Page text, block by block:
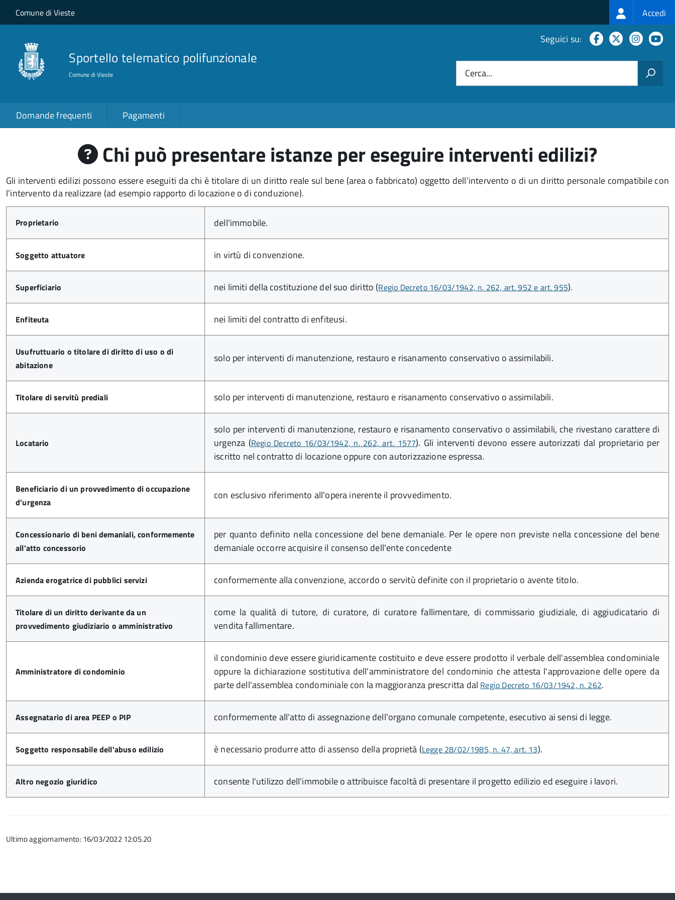
Salta al contenuto principale
Skip to site navigation
Comune di Vieste Login
menu
Accedi
Sportello telematico polifunzionale
Comune di Vieste
Seguici su: Facebook
Cerca...
Domande frequenti Pagamenti
Chi può presentare istanze per eseguire interventi edilizi?
Gli interventi edilizi possono essere eseguiti da chi è titolare di un diritto reale sul bene (area o fabbricato) oggetto dell'intervento o di un diritto personale compatibile con
l'intervento da realizzare (ad esempio rapporto di locazione o di conduzione).
Proprietario dell'immobile.
Soggetto attuatore in virtù di convenzione.
Superficiario nei limiti della costituzione del suo diritto (Regio Decreto 16/03/1942, n. 262, art. 952 e art. 955).
Enfiteuta nei limiti del contratto di enfiteusi.
Usufruttuario o titolare di diritto di uso o di
abitazione
solo per interventi di manutenzione, restauro e risanamento conservativo o assimilabili.
Titolare di servitù prediali solo per interventi di manutenzione, restauro e risanamento conservativo o assimilabili.
Locatario
solo per interventi di manutenzione, restauro e risanamento conservativo o assimilabili, che rivestano carattere di
urgenza (Regio Decreto 16/03/1942, n. 262, art. 1577). Gli interventi devono essere autorizzati dal proprietario per
iscritto nel contratto di locazione oppure con autorizzazione espressa.
Beneficiario di un provvedimento di occupazione
d'urgenza
con esclusivo riferimento all'opera inerente il provvedimento.
Concessionario di beni demaniali, conformemente
all'atto concessorio
per quanto definito nella concessione del bene demaniale. Per le opere non previste nella concessione del bene
demaniale occorre acquisire il consenso dell'ente concedente
Azienda erogatrice di pubblici servizi conformemente alla convenzione, accordo o servitù definite con il proprietario o avente titolo.
Titolare di un diritto derivante da un
provvedimento giudiziario o amministrativo
come la qualità di tutore, di curatore, di curatore fallimentare, di commissario giudiziale, di aggiudicatario di
vendita fallimentare.
Amministratore di condominio
il condominio deve essere giuridicamente costituito e deve essere prodotto il verbale dell'assemblea condominiale
oppure la dichiarazione sostitutiva dell'amministratore del condominio che attesta l'approvazione delle opere da
parte dell'assemblea condominiale con la maggioranza prescritta dal Regio Decreto 16/03/1942, n. 262.
Assegnatario di area PEEP o PIP conformemente all'atto di assegnazione dell'organo comunale competente, esecutivo ai sensi di legge.
Soggetto responsabile dell'abuso edilizio è necessario produrre atto di assenso della proprietà (Legge 28/02/1985, n. 47, art. 13).
Altro negozio giuridico consente l'utilizzo dell'immobile o attribuisce facoltà di presentare il progetto edilizio ed eseguire i lavori.
Ultimo aggiornamento: 16/03/2022 12:05.20